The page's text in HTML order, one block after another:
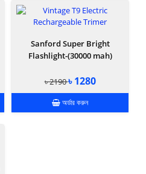
Sanford Super Bright
Flashlight-(30000 mah)
৳ 2190৳ 1280
অর্ডার করুন